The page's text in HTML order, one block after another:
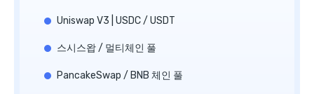
Uniswap V3 | USDC / USDT
스시스왑 / 멀티체인 풀
PancakeSwap / BNB 체인 풀